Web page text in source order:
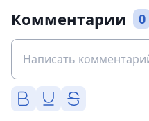
Комментарии 0